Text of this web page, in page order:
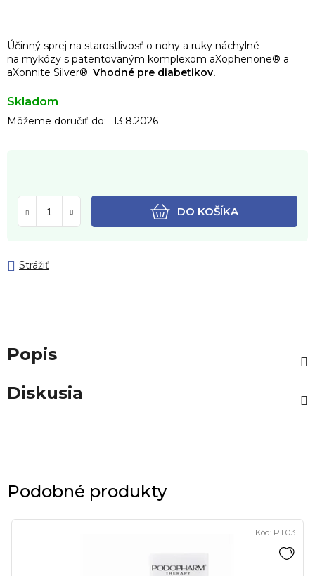
Účinný sprej na starostlivosť o nohy a ruky náchylné
na mykózy s patentovaným komplexom aXophenone® a
aXonnite Silver®. Vhodné pre diabetikov.
Skladom
Môžeme doručiť do: 13.8.2026
DO KOŠÍKA
Strážiť
Popis
Diskusia
Podobné produkty
Kód: PT03